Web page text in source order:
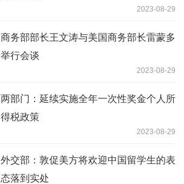
2023-08-29
商务部部长王文涛与美国商务部长雷蒙多
举行会谈
2023-08-29
两部门：延续实施全年一次性奖金个人所
得税政策
2023-08-29
外交部：敦促美方将欢迎中国留学生的表
态落到实处